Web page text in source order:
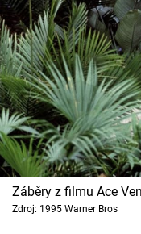
Záběry z filmu Ace
Zdroj: 1995 Warner Bros